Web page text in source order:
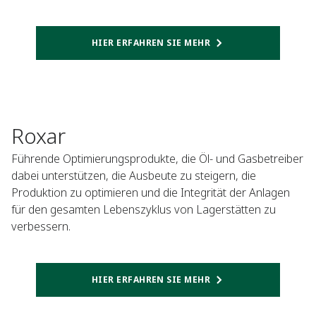
HIER ERFAHREN SIE MEHR
Roxar
Führende Optimierungsprodukte, die Öl- und Gasbetreiber
dabei unterstützen, die Ausbeute zu steigern, die
Produktion zu optimieren und die Integrität der Anlagen
für den gesamten Lebenszyklus von Lagerstätten zu
verbessern.
HIER ERFAHREN SIE MEHR